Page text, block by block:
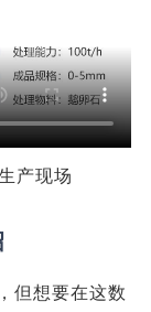
产现场
但想要在这数